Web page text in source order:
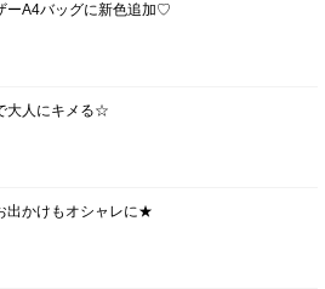
ーA4バッグに新色追加♡
大人にキメる☆
出かけもオシャレに★